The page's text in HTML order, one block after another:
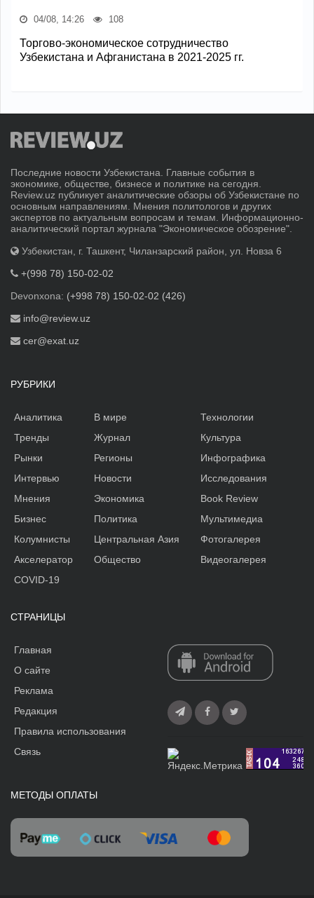
04/08, 14:26 108
Торгово-экономическое сотрудничество
Узбекистана и Афганистана в 2021-2025 гг.
Последние новости Узбекистана. Главные события в
экономике, обществе, бизнесе и политике на сегодня.
Review.uz публикует аналитические обзоры об Узбекистане по
основным направлениям. Мнения политологов и других
экспертов по актуальным вопросам и темам. Информационно-
аналитический портал журнала "Экономическое обозрение".
Узбекистан, г. Ташкент, Чиланзарский район, ул. Новза 6
+(998 78) 150-02-02
Devonxona: (+998 78) 150-02-02 (426)
info@review.uz
cer@exat.uz
РУБРИКИ
Аналитика
Тренды
Рынки
Интервью
Мнения
Бизнес
Колумнисты
Акселератор
В мире
Журнал
Регионы
Новости
Экономика
Политика
Центральная Азия
Общество
Технологии
Культура
Инфографика
Исследования
Book Review
Мультимедиа
Фотогалерея
Видеогалерея
COVID-19
СТРАНИЦЫ
Главная
О сайте
Реклама
Редакция
Правила использования
Связь
МЕТОДЫ ОПЛАТЫ